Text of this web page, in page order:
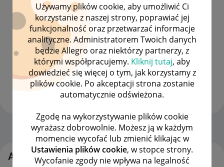
Używamy plików cookie, aby umożliwić Ci
korzystanie z naszej strony, poprawiać jej
funkcjonalność oraz przetwarzać informacje
analityczne. Administratorem Twoich danych
będzie Allegro oraz niektórzy partnerzy, z
którymi współpracujemy. Kliknij tutaj, aby
dowiedzieć się więcej o tym, jak korzystamy z
plików cookie. Po akceptacji strona zostanie
automatycznie odświeżona.
Zgodę na wykorzystywanie plików cookie
wyrażasz dobrowolnie. Możesz ją w każdym
momencie wycofać lub zmienić klikając w
Ustawienia plików cookie, w stopce strony.
Wycofanie zgody nie wpływa na legalność
wandern7
#7 Wielbiciel
Strona Główna OPCJE
Aktywność wandern7